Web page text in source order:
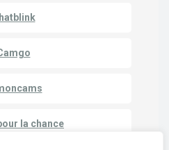
la chance